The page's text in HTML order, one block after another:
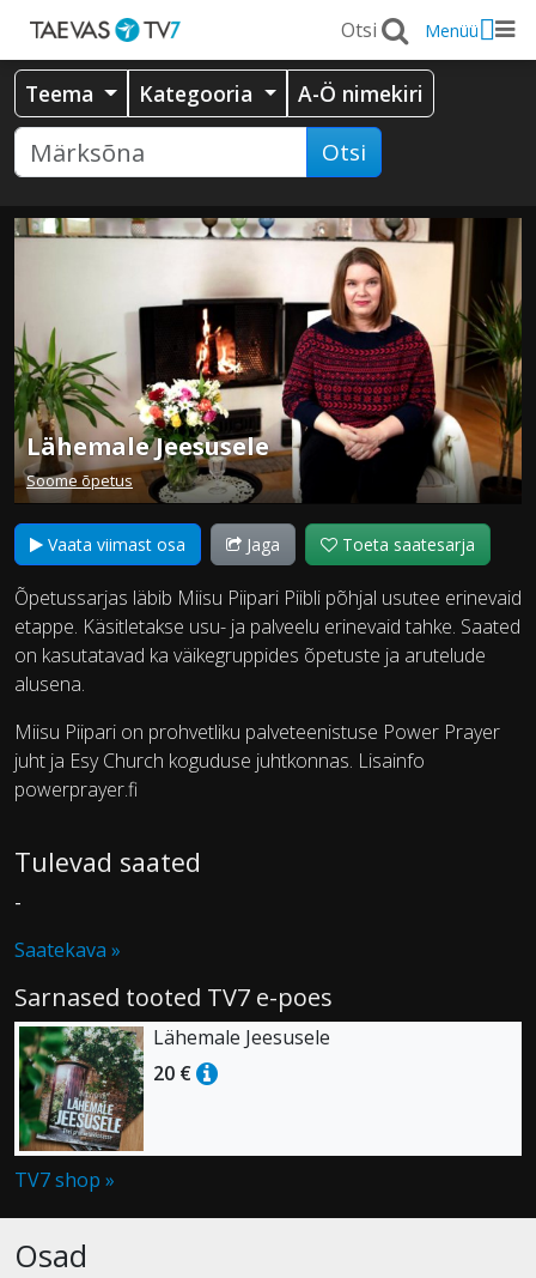
Menüü
Teema Kategooria A-Ö nimekiri
Otsi
Lähemale Jeesusele
Soome õpetus
Vaata viimast osa Jaga Toeta saatesarja
Õpetussarjas läbib Miisu Piipari Piibli põhjal usutee erinevaid
etappe. Käsitletakse usu- ja palveelu erinevaid tahke. Saated
on kasutatavad ka väikegruppides õpetuste ja arutelude
alusena.
Miisu Piipari on prohvetliku palveteenistuse Power Prayer
juht ja Esy Church koguduse juhtkonnas. Lisainfo
powerprayer.fi
Tulevad saated
-
Saatekava »
Sarnased tooted TV7 e-poes
Lähemale Jeesusele
20 €
TV7 shop »
Osad